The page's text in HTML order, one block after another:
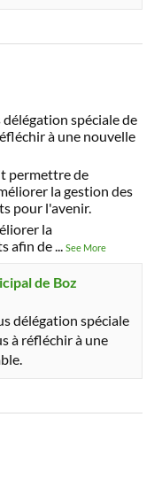
délégation spéciale de
à une nouvelle
permettre de
la gestion des
pour l'avenir.
la
afin de...See More
de Boz
délégation spéciale
à réfléchir à une